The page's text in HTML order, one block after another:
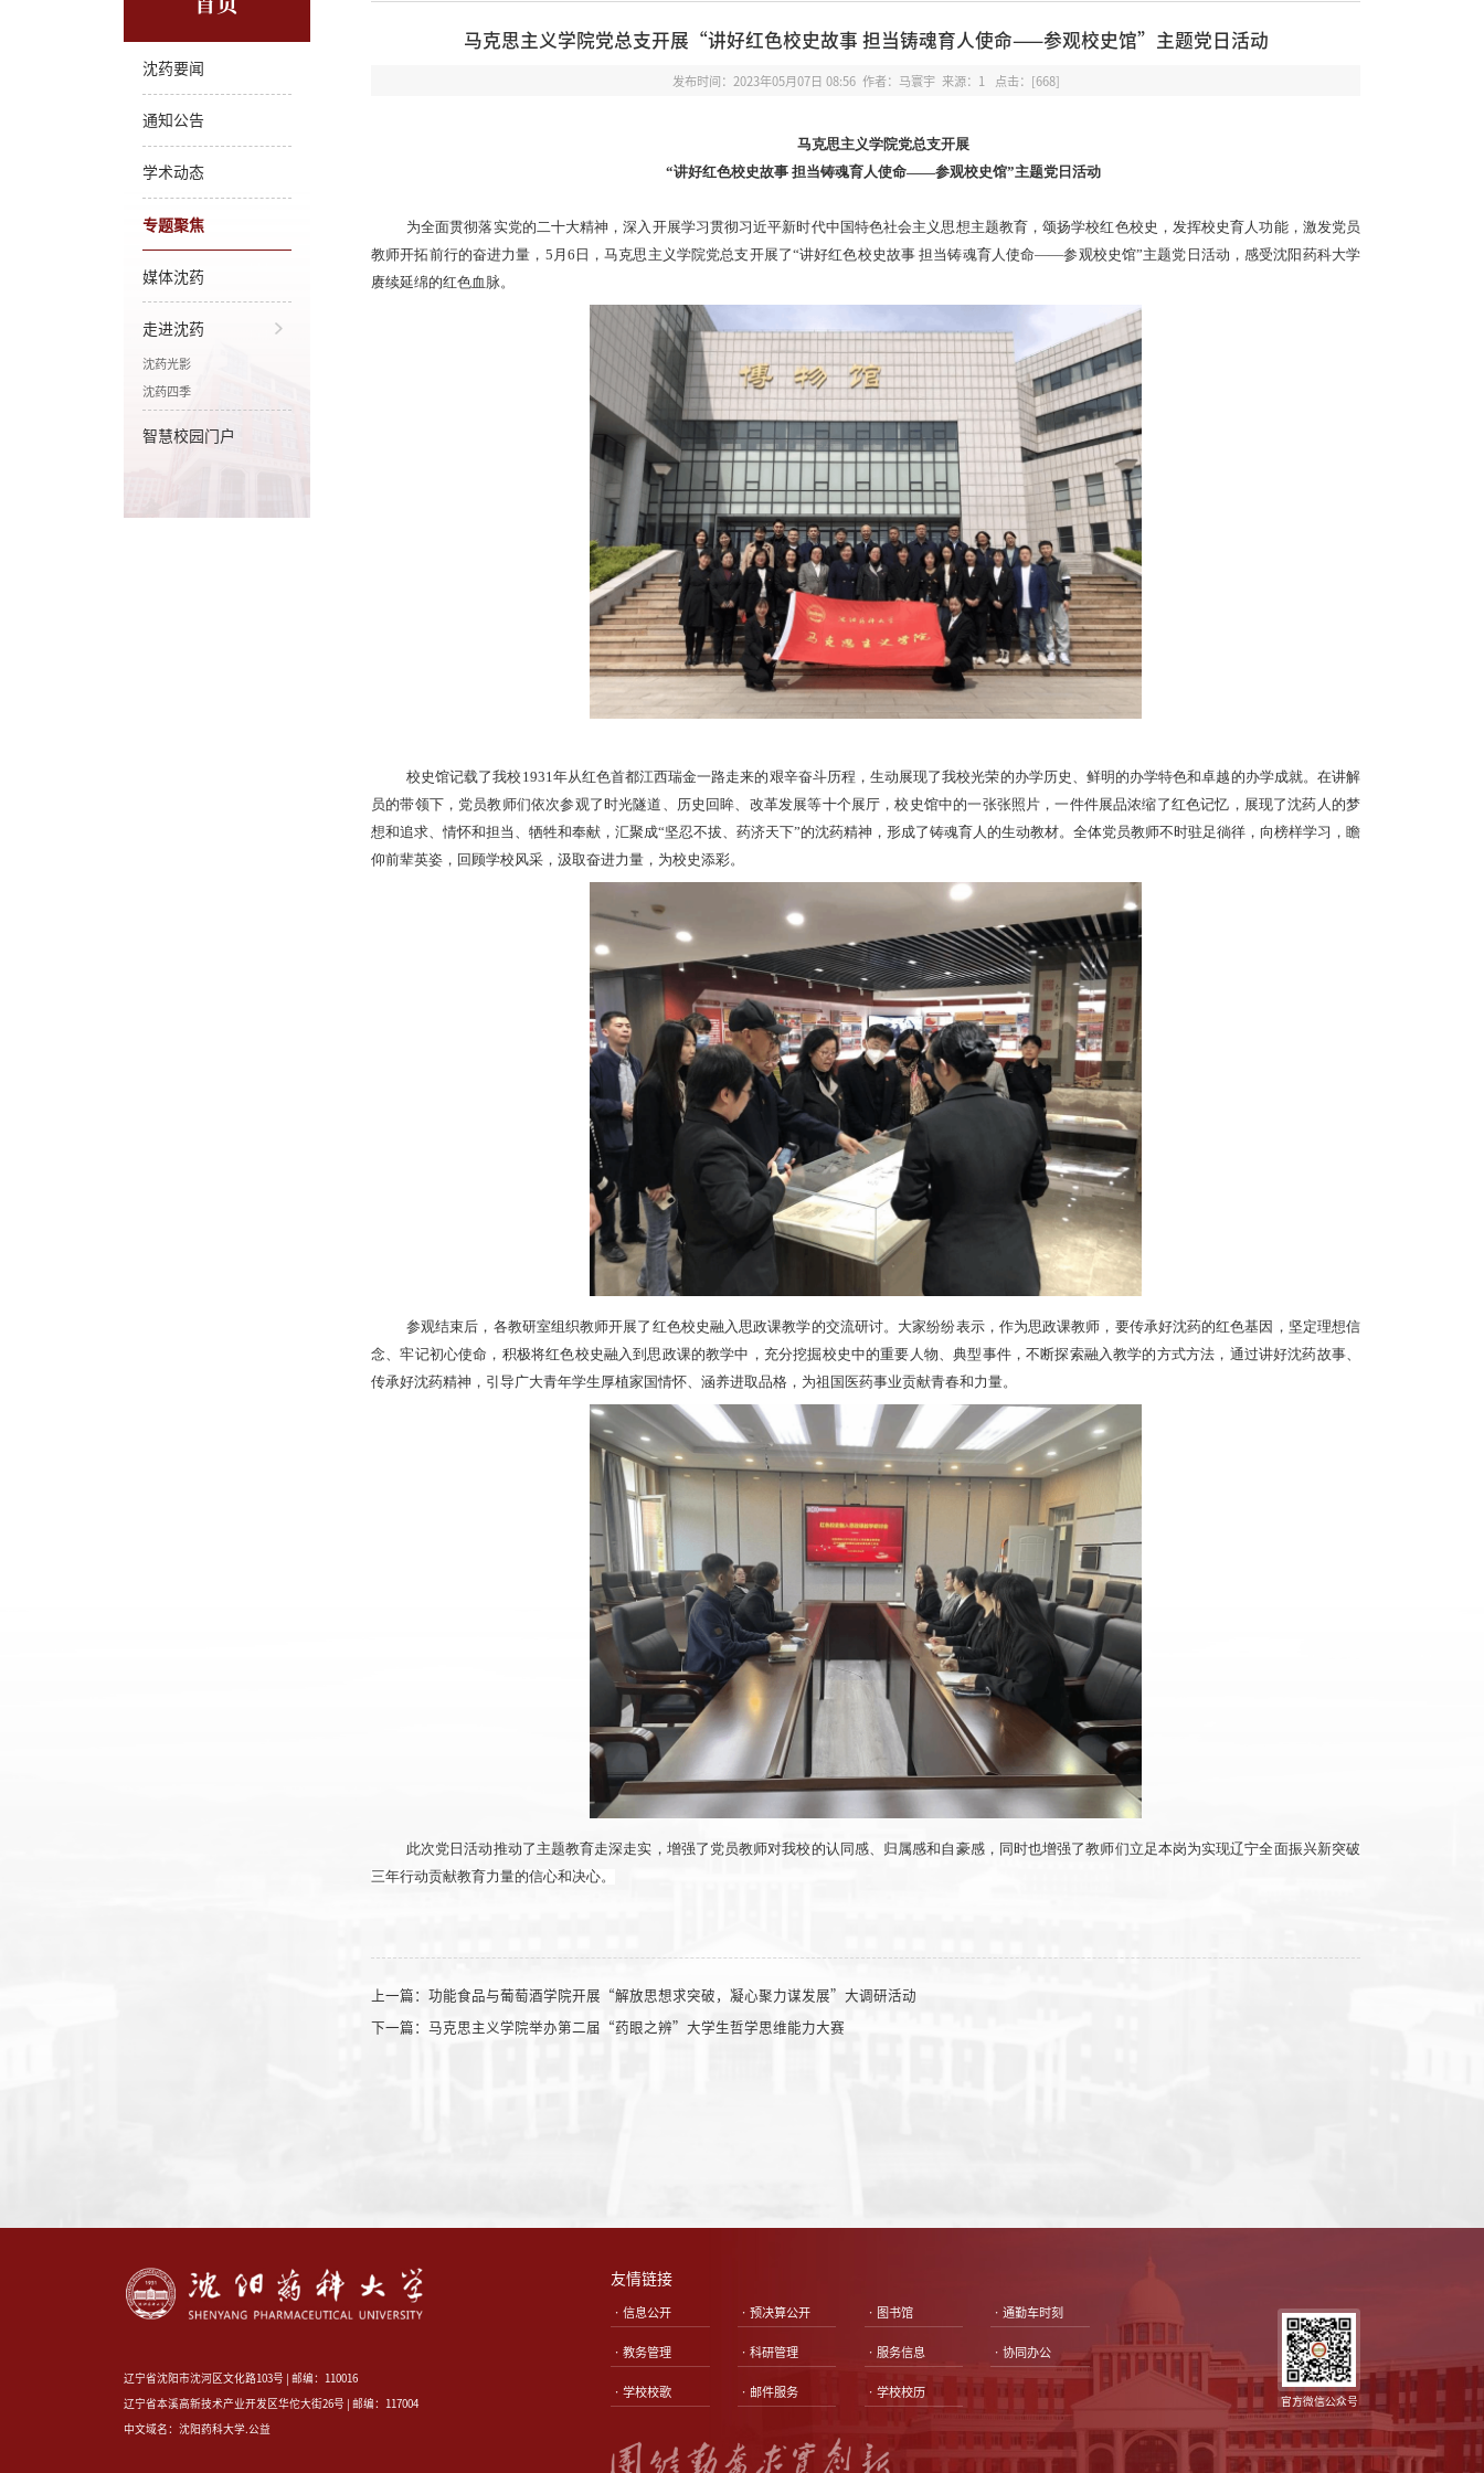
沈药要闻
通知公告
学术动态
专题聚焦
媒体沈药
走进沈药
沈药光影
沈药四季
智慧校园门户
马克思主义学院党总支开展“讲好红色校史故事 担当铸魂育人使命——参观校史馆”主题党日活动
发布时间：2023年05月07日 08:56 作者：马寰宇 来源：1 点击：[668]
马克思主义学院党总支开展
“讲好红色校史故事 担当铸魂育人使命——参观校史馆”主题党日活动
为全面贯彻落实党的二十大精神，深入开展学习贯彻习近平新时代中国特色社会主义思想主题教育，颂扬学校红色校史，发挥校史育人功能，激发党员
教师开拓前行的奋进力量， 5月6日，马克思主义学院党总支开展了“讲好红色校史故事 担当铸魂育人使命——参观校史馆”主题党日活动，感受沈阳药科大学
赓续延绵的红色血脉。
校史馆记载了我校 1931年从红色首都江西瑞金一路走来的艰辛奋斗历程，生动展现了我校光荣的办学历史、鲜明的办学特色和卓越的办学成就。在讲解
员的带领下，党员教师们依次参观了时光隧道、历史回眸、改革发展等十个展厅，校史馆中的一张张照片，一件件展品浓缩了红色记忆，展现了沈药人的梦
想和追求、情怀和担当、牺牲和奉献，汇聚成“坚忍不拔、药济天下”的沈药精神， 形成了铸魂育人的生动教材。 全体党员教师不时驻足徜徉，向榜样学习，瞻
仰前辈英姿，回顾学校风采，汲取奋进力量，为校史添彩。
参观结束后，各教研室组织教师开展了红色校史融入思政课教学的交流研讨。大家纷纷表示，作为思政课教师，要传承好沈药的红色基因，坚定理想信
念、牢记初心使命，积极将红色校史融入到思政课的教学中，充分挖掘校史中的重要人物、典型事件，不断探索融入教学的方式方法，通过讲好沈药故事、
传承好沈药精神，引导广大青年学生厚植家国情怀、涵养进取品格，为祖国医药事业贡献青春和力量。
此次党日活动推动了主题教育走深走实，增强了党员教师对我校的认同感、归属感和自豪感，同时也增强了教师们立足本岗为实现辽宁全面振兴新突破
三年行动贡献教育力量的信心和决心。
上一篇： 功能食品与葡萄酒学院开展“解放思想求突破，凝心聚力谋发展”大调研活动
下一篇： 马克思主义学院举办第二届“药眼之辨”大学生哲学思维能力大赛
辽宁省沈阳市沈河区文化路103号 | 邮编：110016
辽宁省本溪高新技术产业开发区华佗大街26号 | 邮编：117004
中文域名：沈阳药科大学.公益
友情链接
•信息公开 •预决算公开 •图书馆 •通勤车时刻
•教务管理 •科研管理 •服务信息 •协同办公
•学校校歌 •邮件服务 •学校校历 官方微信公众号